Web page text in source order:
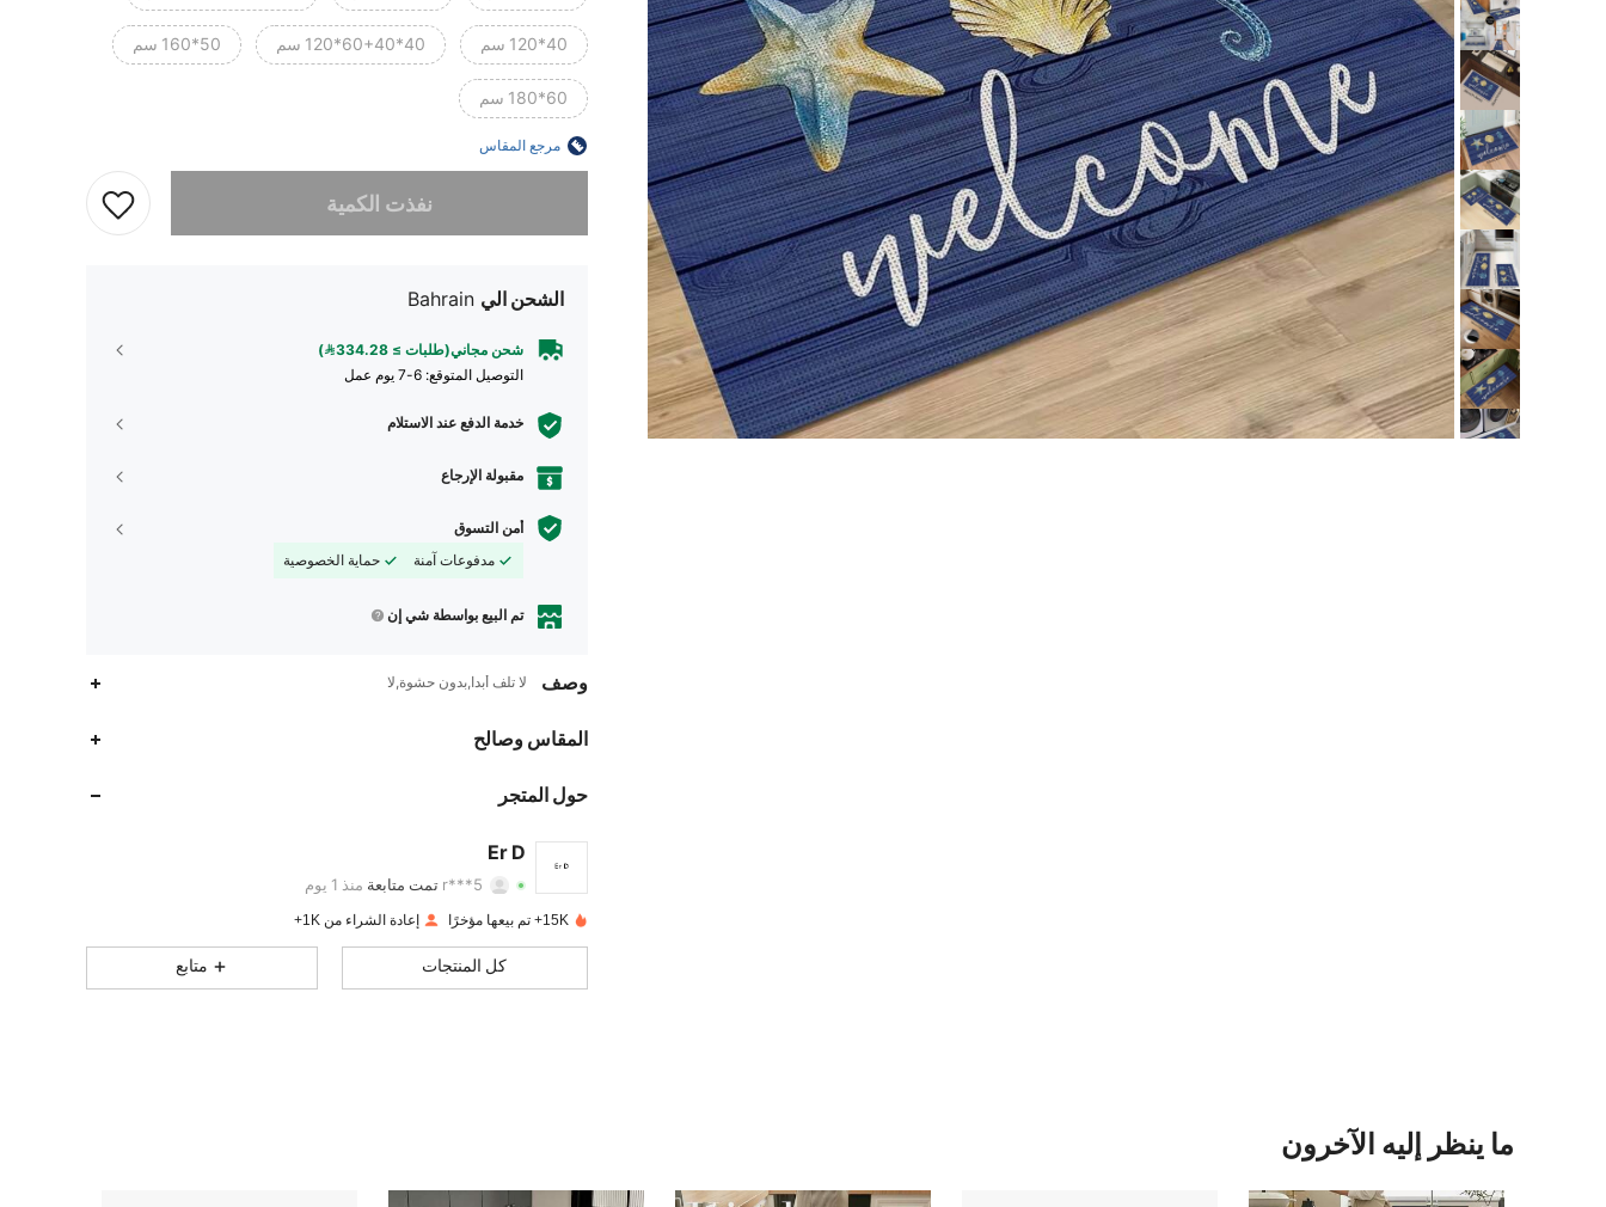
40*120 سم 40*60+40*120 سم 50*160 سم
60*180 سم
مرجع المقاس
نفذت الكمية
الشحن الي Bahrain
شحن مجاني(طلبات ≥ 334.28)
التوصيل المتوقع: 6-7 يوم عمل
خدمة الدفع عند الاستلام
مقبولة الإرجاع
أمن التسوق
مدفوعات آمنة
حماية الخصوصية
تم البيع بواسطة شي إن
وصف لا تلف أبداً,بدون حشوة,لا
المقاس وصالح
حول المتجر
Er D
4.81
4.81
4.81
r***5 تمت متابعة منذ 1 يوم
4.81
15K+ تم بيعها مؤخرًا إعادة الشراء من 1K+
كل المنتجات متابع
ما ينظر إليه الآخرون